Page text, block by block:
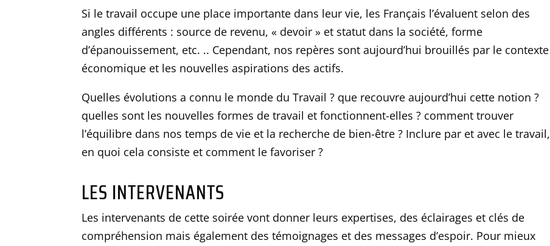
Si le travail occupe une place importante dans leur vie, les Français l’évaluent selon des
angles différents : source de revenu, « devoir » et statut dans la société, forme
d’épanouissement, etc. .. Cependant, nos repères sont aujourd’hui brouillés par le contexte
économique et les nouvelles aspirations des actifs.
Quelles évolutions a connu le monde du Travail ? que recouvre aujourd’hui cette notion ?
quelles sont les nouvelles formes de travail et fonctionnent-elles ? comment trouver
l’équilibre dans nos temps de vie et la recherche de bien-être ? Inclure par et avec le travail,
en quoi cela consiste et comment le favoriser ?
LES INTERVENANTS
Les intervenants de cette soirée vont donner leurs expertises, des éclairages et clés de
compréhension mais également des témoignages et des messages d’espoir. Pour mieux